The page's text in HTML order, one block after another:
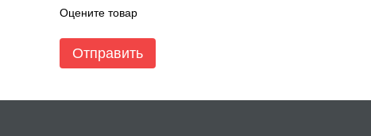
Оцените товар
Отправить